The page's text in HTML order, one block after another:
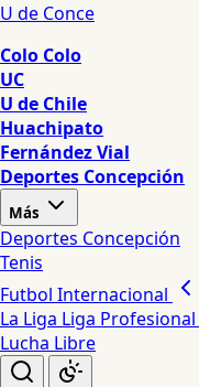
U de Conce
Colo Colo
UC
U de Chile
Huachipato
Fernández Vial
Deportes Concepción
Más
Deportes Concepción
Tenis
Futbol Internacional
La Liga Liga
Lucha Libre